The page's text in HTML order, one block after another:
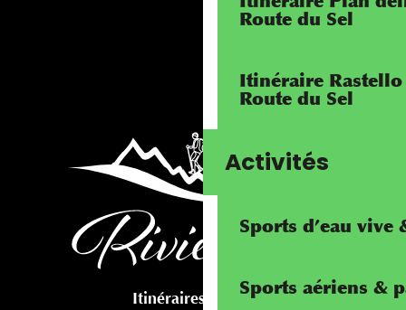
Route du Sel
Itinéraire
Route du Sel
Activités
Sports d’eau vive
Sports aériens &
Itinéraires cyclables